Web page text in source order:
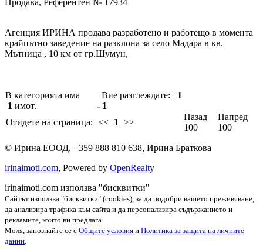
Агенция ИРИНА продава разработено и работещо в момента
крайпътно заведение на разклона за село Мадара в кв.
Мътница , 10 км от гр.Шумун,
Прилежаща емя - 800 кв.м
Състои се от зала, кухня, подготвително, хладилен склад,
склад за стока, миялно, стая за персонал, тоалетна.
Зала - 50 места.
Покрита тераса - 44 места
Градинка - 46 места
Продава се с цялото налично оборудване и обзавеждане
Цена - 520000 €
В категорията има
1 имот.
Вие разглеждате:
1
- 1
Отидете на страница: << 1 >>
Назад
100
Напред
100
© Ирина ЕООД, +359 888 810 638, Ирина Браткова
irinaimoti.com, Powered by OpenRealty
irinaimoti.com използва "бисквитки"
Сайтът използва "бисквитки" (cookies), за да подобри вашето преживяване,
да анализира трафика към сайта и да персонализира съдържанието и
рекламите, които ви предлага.
Моля, запознайте се с Общите условия и Политика за защита на личните
данни